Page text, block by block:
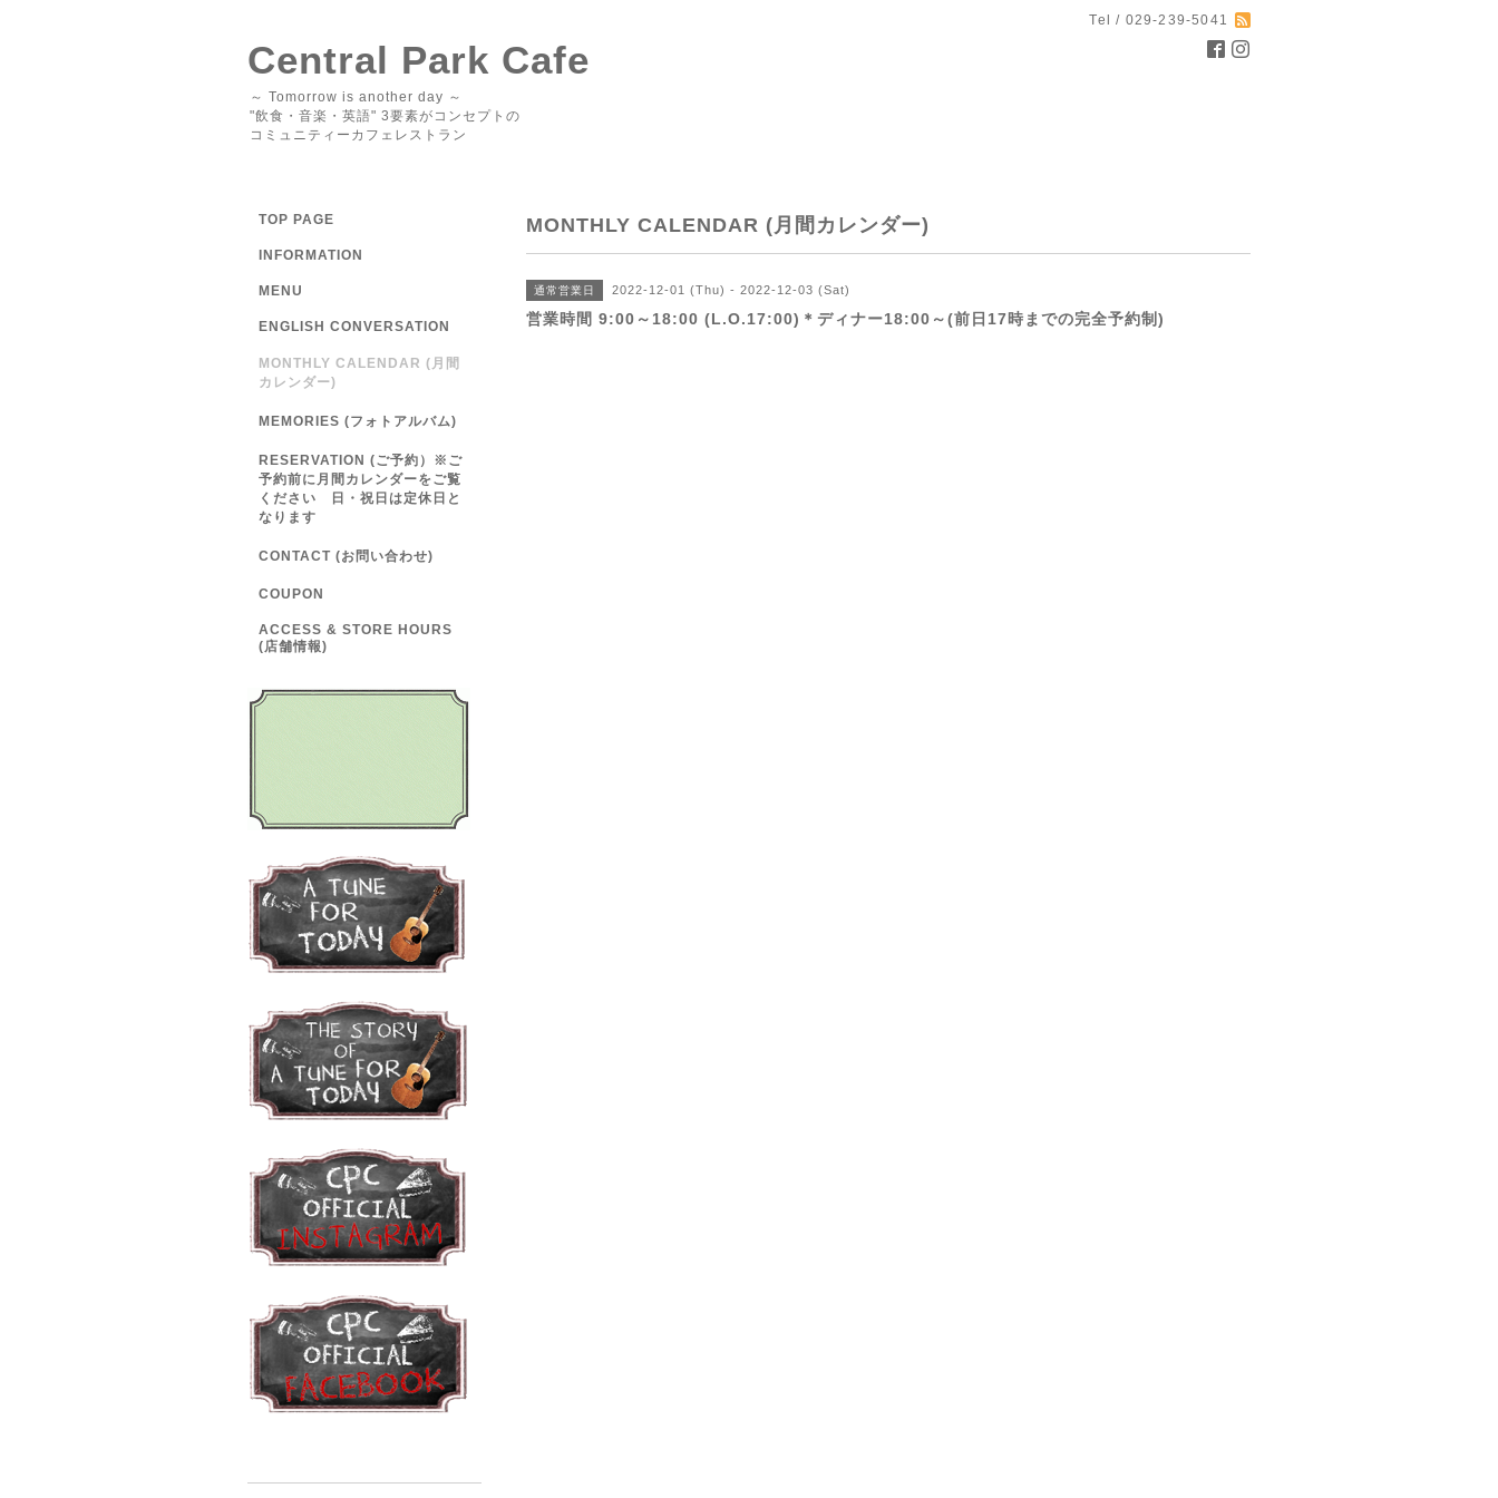
Tel / 029-239-5041
Central Park Cafe
～ Tomorrow is another day ～
"飲食・音楽・英語" 3要素がコンセプトの
コミュニティーカフェレストラン
MONTHLY CALENDAR (月間カレンダー)
通常営業日 2022-12-01 (Thu) - 2022-12-03 (Sat)
営業時間 9:00～18:00 (L.O.17:00)＊ディナー18:00～(前日17時までの完全予約制)
TOP PAGE
INFORMATION
MENU
ENGLISH CONVERSATION
MONTHLY CALENDAR (月間
カレンダー)
MEMORIES (フォトアルバム)
RESERVATION (ご予約）※ご
予約前に月間カレンダーをご覧
ください 日・祝日は定休日と
なります
CONTACT (お問い合わせ)
COUPON
ACCESS & STORE HOURS
(店舗情報)